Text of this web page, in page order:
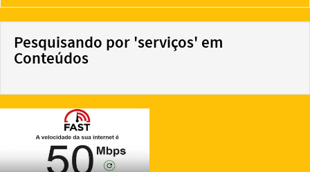
Pesquisando por 'serviços' em
Conteúdos